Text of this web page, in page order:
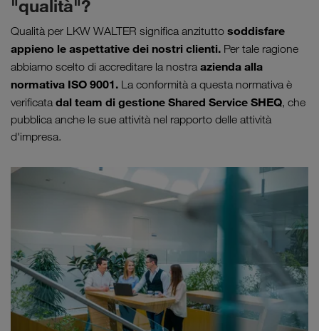
"qualità"?
Qualità per LKW WALTER significa anzitutto soddisfare
appieno le aspettative dei nostri clienti. Per tale ragione
abbiamo scelto di accreditare la nostra azienda alla
normativa ISO 9001. La conformità a questa normativa è
verificata dal team di gestione Shared Service SHEQ, che
pubblica anche le sue attività nel rapporto delle attività
d'impresa.